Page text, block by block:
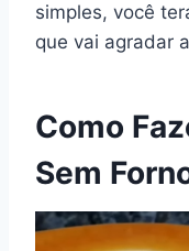
simples, você
que vai agradar
Como
Sem